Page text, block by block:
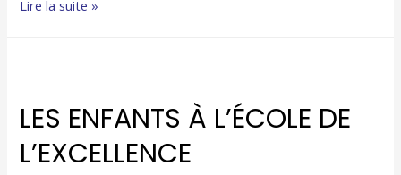
Lire la suite »
LES ENFANTS À L’ÉCOLE DE
L’EXCELLENCE